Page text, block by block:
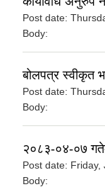
Post date:
Body:
बोलपत्र स्वीकृत
Post date:
Body:
२०८३-०४-०७
Post date: Friday,
Body: